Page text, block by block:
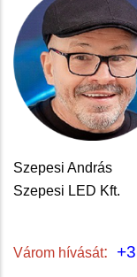
Szepesi András
Szepesi LED Kft.
Várom hívását: